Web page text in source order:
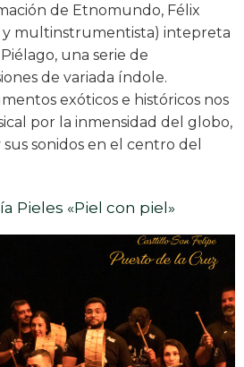
de Etnomundo, Félix
y multinstrumentista) intepreta
una serie de
de variada índole.
exóticos e históricos nos
por la inmensidad del globo,
sonidos en el centro del
Pieles «Piel con piel»